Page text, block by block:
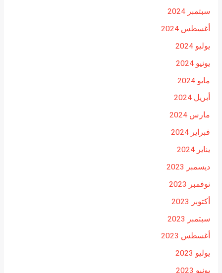
سبتمبر 2024
أغسطس 2024
يوليو 2024
يونيو 2024
مايو 2024
أبريل 2024
مارس 2024
فبراير 2024
يناير 2024
ديسمبر 2023
نوفمبر 2023
أكتوبر 2023
سبتمبر 2023
أغسطس 2023
يوليو 2023
يونيو 2023